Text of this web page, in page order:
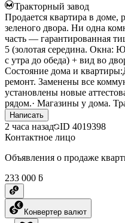
Тракторный завод
Продается квартира в доме,
зеленого двора. Ни одна
часть — гарантированная
5 (золотая середина. Окна:
с утра до обеда) + вид во
Состояние дома и
ремонт. Заменены все
установлены новые
рядом.· Магазины у дома.
Написать
2 часа назад ID 4019398
Контактное лицо
Объявления о продаже
233 000 ƃ
Конвертер валют